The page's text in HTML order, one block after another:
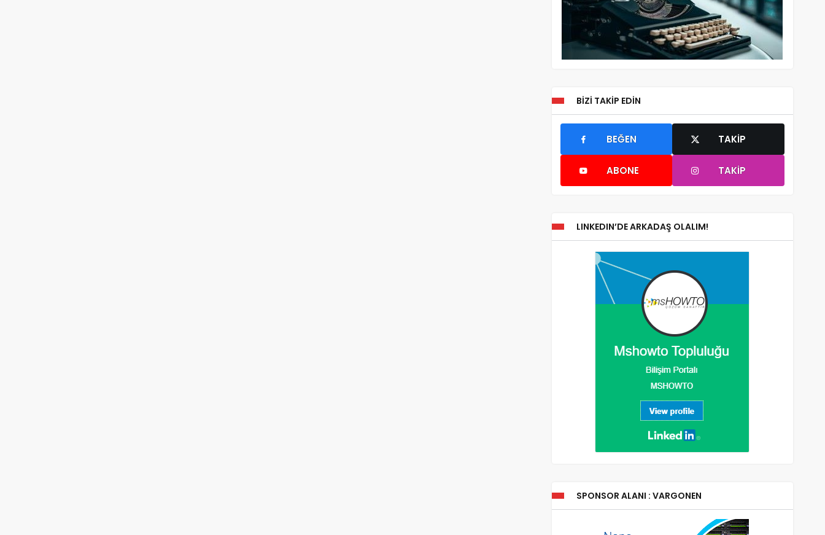
BIZI TAKIP EDIN
BEĞEN TAKIP
ABONE TAKIP
LINKEDIN’DE ARKADAŞ OLALIM!
SPONSOR ALANI : VARGONEN